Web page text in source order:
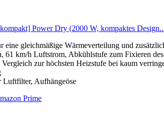
Power Dry (2000 W, kompaktes
gleichmäßige Wärmeverteilung und
61 km/h Luftstrom, Abkühlstufe zum Fixieren
zur höchsten Heizstufe bei kaum
Luftfilter, Aufhängeöse